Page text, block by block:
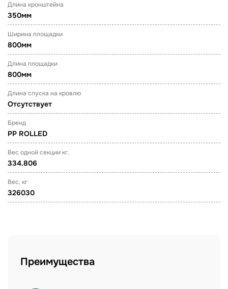
Длина кронштейна
350мм
Ширина площадки
800мм
Длина площадки
800мм
Длина спуска на кровлю
Отсутствует
Бренд
PP ROLLED
Вес одной секции кг.
334.806
Вес, кг
326030
Преимущества